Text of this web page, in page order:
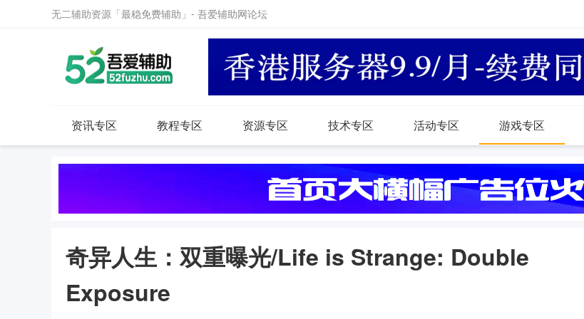
无二辅助资源「最稳免费辅助」- 吾爱辅助网论坛
资讯专区 教程专区 资源专区 技术专区 活动专区 游戏专区
奇异人生：双重曝光/Life is Strange: Double
Exposure